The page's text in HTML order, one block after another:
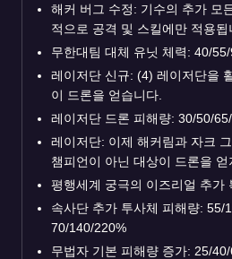
해커 버그 수정: 기수의 추가 모
적으로 공격 및 스킬에만 적용됩
무한대팀 대체 유닛 체력: 40/
레이저단 신규: (4) 레이저단을
이 드론을 얻습니다.
레이저단 드론 피해량: 30/50/
레이저단: 이제 해커림과 자크
챔피언이 아닌 대상이 드론을 얻
평행세계 궁극의 이즈리얼 추가
속사단 추가 투사체 피해량: 55/
70/140/220%
무법자 기본 피해량 증가: 25/